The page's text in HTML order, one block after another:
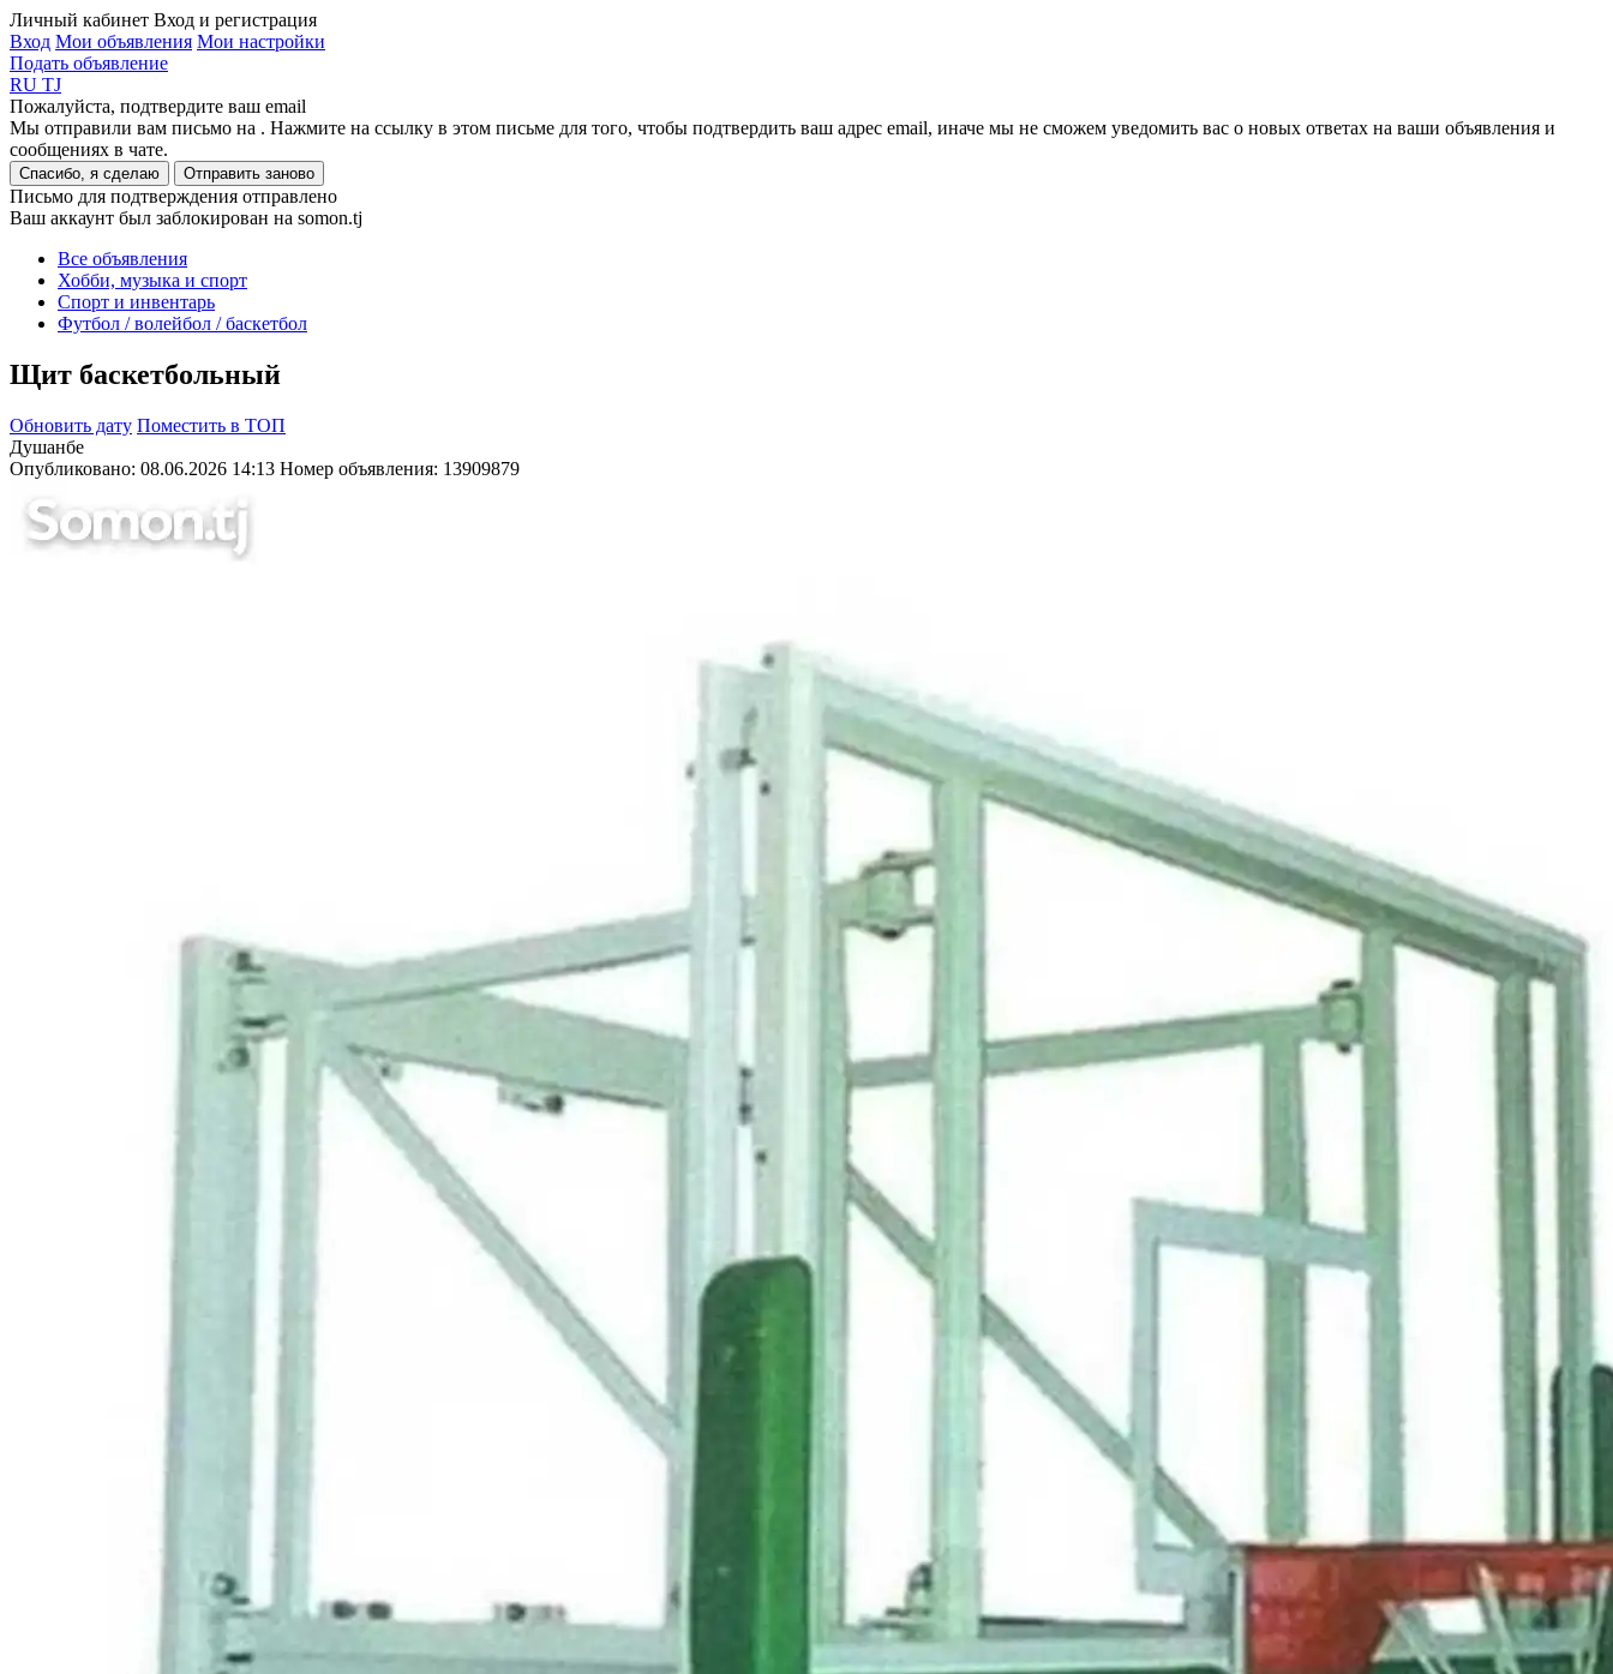
Личный кабинет Вход и регистрация
Вход Мои объявления Мои настройки
Подать объявление
RU TJ
Пожалуйста, подтвердите ваш email
Мы отправили вам письмо на . Нажмите на ссылку в этом письме для того, чтобы подтвердить ваш адрес email, иначе мы не сможем уведомить вас о новых ответах на ваши объявления и
сообщениях в чате.
Спасибо, я сделаю Отправить заново
Письмо для подтверждения отправлено
Ваш аккаунт был заблокирован на somon.tj
Все объявления
Хобби, музыка и спорт
Спорт и инвентарь
Футбол / волейбол / баскетбол
Щит баскетбольный
Обновить дату Поместить в ТОП
Душанбе
Опубликовано: 08.06.2026 14:13 Номер объявления: 13909879